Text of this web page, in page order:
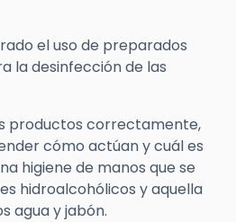
el uso de preparados
la desinfección de las
productos correctamente,
cómo actúan y cuál es
higiene de manos que se
hidroalcohólicos y aquella
agua y jabón.